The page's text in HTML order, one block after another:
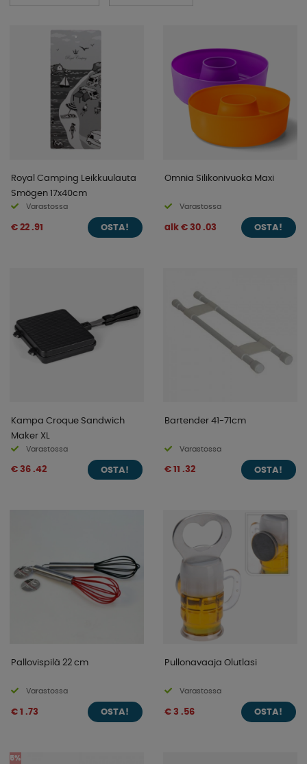
asuntovaunussasi, matkailuautossasi, veneessäsi tai
kotona, meillä on tarvikkeita keittiöösi. Katso upea
valikoimamme tästä kategorioistamme!
Royal Camping Leikkuulauta
Smögen 17x40cm
Varastossa
€ 22 .91 OSTA!
Omnia Silikonivuoka Maxi
Varastossa
alk € 30 .03 OSTA!
Kampa Croque Sandwich
Maker XL
Varastossa
€ 36 .42 OSTA!
Bartender 41-71cm
Varastossa
€ 11 .32 OSTA!
Pallovispilä 22 cm
Varastossa
€ 1 .73 OSTA!
Pullonavaaja Olutlasi
Varastossa
€ 3 .56 OSTA!
5%